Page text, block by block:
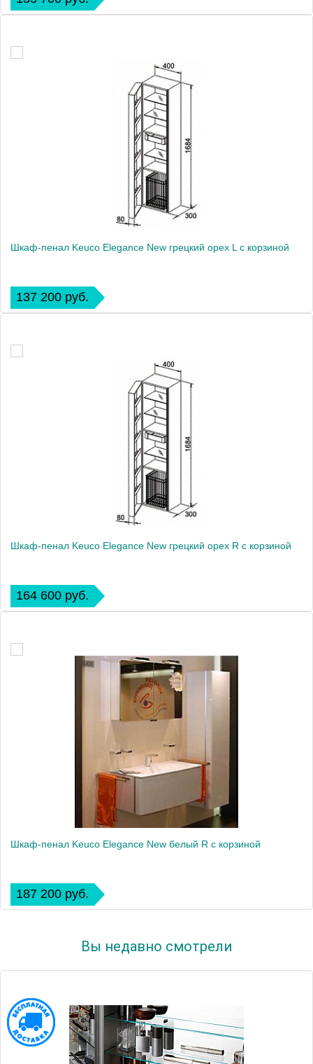
Шкаф-пенал Keuco Elegance New грецкий орех L с корзиной
137 200 руб.
Шкаф-пенал Keuco Elegance New грецкий орех R с корзиной
164 600 руб.
Шкаф-пенал Keuco Elegance New белый R с корзиной
187 200 руб.
Вы недавно смотрели